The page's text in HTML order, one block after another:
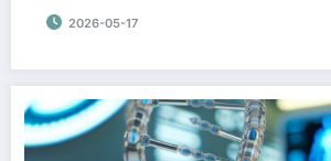
2026-05-17